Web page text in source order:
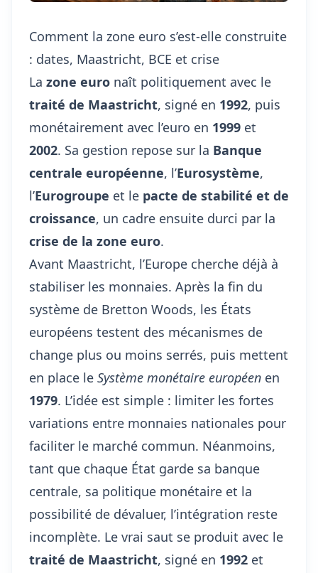
Comment la zone euro s’est-elle construite
: dates, Maastricht, BCE et crise
La zone euro naît politiquement avec le
traité de Maastricht, signé en 1992, puis
monétairement avec l’euro en 1999 et
2002. Sa gestion repose sur la Banque
centrale européenne, l’Eurosystème,
l’Eurogroupe et le pacte de stabilité et de
croissance, un cadre ensuite durci par la
crise de la zone euro.
Avant Maastricht, l’Europe cherche déjà à
stabiliser les monnaies. Après la fin du
système de Bretton Woods, les États
européens testent des mécanismes de
change plus ou moins serrés, puis mettent
en place le Système monétaire européen en
1979. L’idée est simple : limiter les fortes
variations entre monnaies nationales pour
faciliter le marché commun. Néanmoins,
tant que chaque État garde sa banque
centrale, sa politique monétaire et la
possibilité de dévaluer, l’intégration reste
incomplète. Le vrai saut se produit avec le
traité de Maastricht, signé en 1992 et